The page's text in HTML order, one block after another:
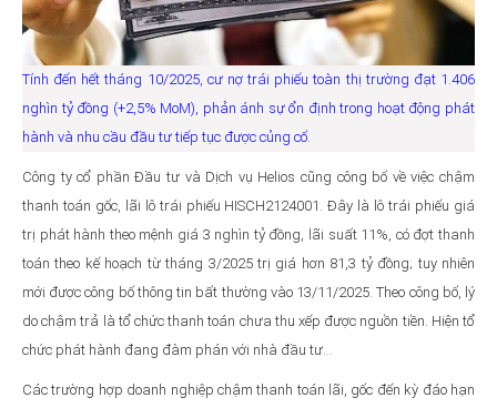
Tính đến hết tháng 10/2025, cư nợ trái phiếu toàn thị trường đạt 1.406
nghìn tỷ đồng (+2,5% MoM), phản ánh sự ổn định trong hoạt động phát
hành và nhu cầu đầu tư tiếp tục được củng cố.
Công ty cổ phần Đầu tư và Dịch vụ Helios cũng công bố về việc chậm
thanh toán gốc, lãi lô trái phiếu HISCH2124001. Đây là lô trái phiếu giá
trị phát hành theo mệnh giá 3 nghìn tỷ đồng, lãi suất 11%, có đợt thanh
toán theo kế hoạch từ tháng 3/2025 trị giá hơn 81,3 tỷ đồng; tuy nhiên
mới được công bố thông tin bất thường vào 13/11/2025. Theo công bố, lý
do chậm trả là tổ chức thanh toán chưa thu xếp được nguồn tiền. Hiện tổ
chức phát hành đang đàm phán với nhà đầu tư...
Các trường hợp doanh nghiệp chậm thanh toán lãi, gốc đến kỳ đáo hạn